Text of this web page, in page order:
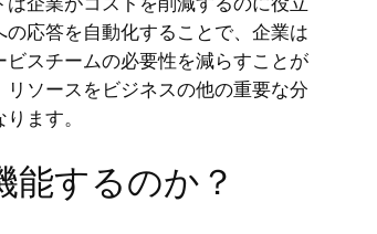
応答を自動化することで、企業は
スチームの必要性を減らすことが
ソースをビジネスの他の重要な分
ます。
能するのか？